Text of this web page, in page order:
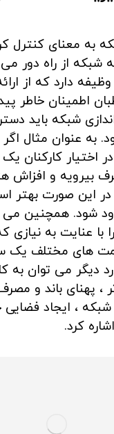
به معنای کنترل
شبکه از راه دور
دارد که از
اطمینان خاطر
شبکه باید
به عنوان مثال اگر
اختیار کارکنان
بیرویه و افزاش
این صورت بهتر
شود. همچنین می
با عنایت به نیازی
های مختلف یک
دیگر می توان به
، پهنای باند و
شبکه ، ایجاد
کرد.